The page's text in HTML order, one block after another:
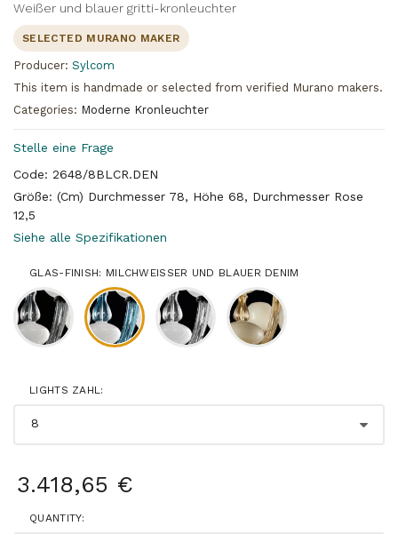
Weißer und blauer gritti-kronleuchter
SELECTED MURANO MAKER
Producer: Sylcom
This item is handmade or selected from verified Murano makers.
Categories: Moderne Kronleuchter
Stelle eine Frage
Code: 2648/8BLCR.DEN
Größe: (Cm) Durchmesser 78, Höhe 68, Durchmesser Rose
12,5
Siehe alle Spezifikationen
GLAS-FINISH: MILCHWEISSER UND BLAUER DENIM
LIGHTS ZAHL:
3.418,65 €
QUANTITY: